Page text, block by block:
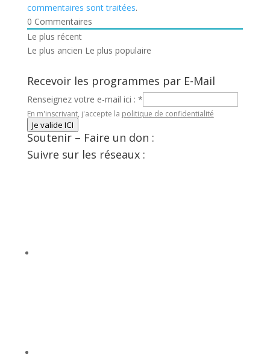
commentaires sont traitées.
0 Commentaires
Le plus récent
Le plus ancien Le plus populaire
Recevoir les programmes par E-Mail
Renseignez votre e-mail ici : *
En m'inscrivant, j'accepte la politique de confidentialité
Je valide ICI
Soutenir – Faire un don :
Suivre sur les réseaux :